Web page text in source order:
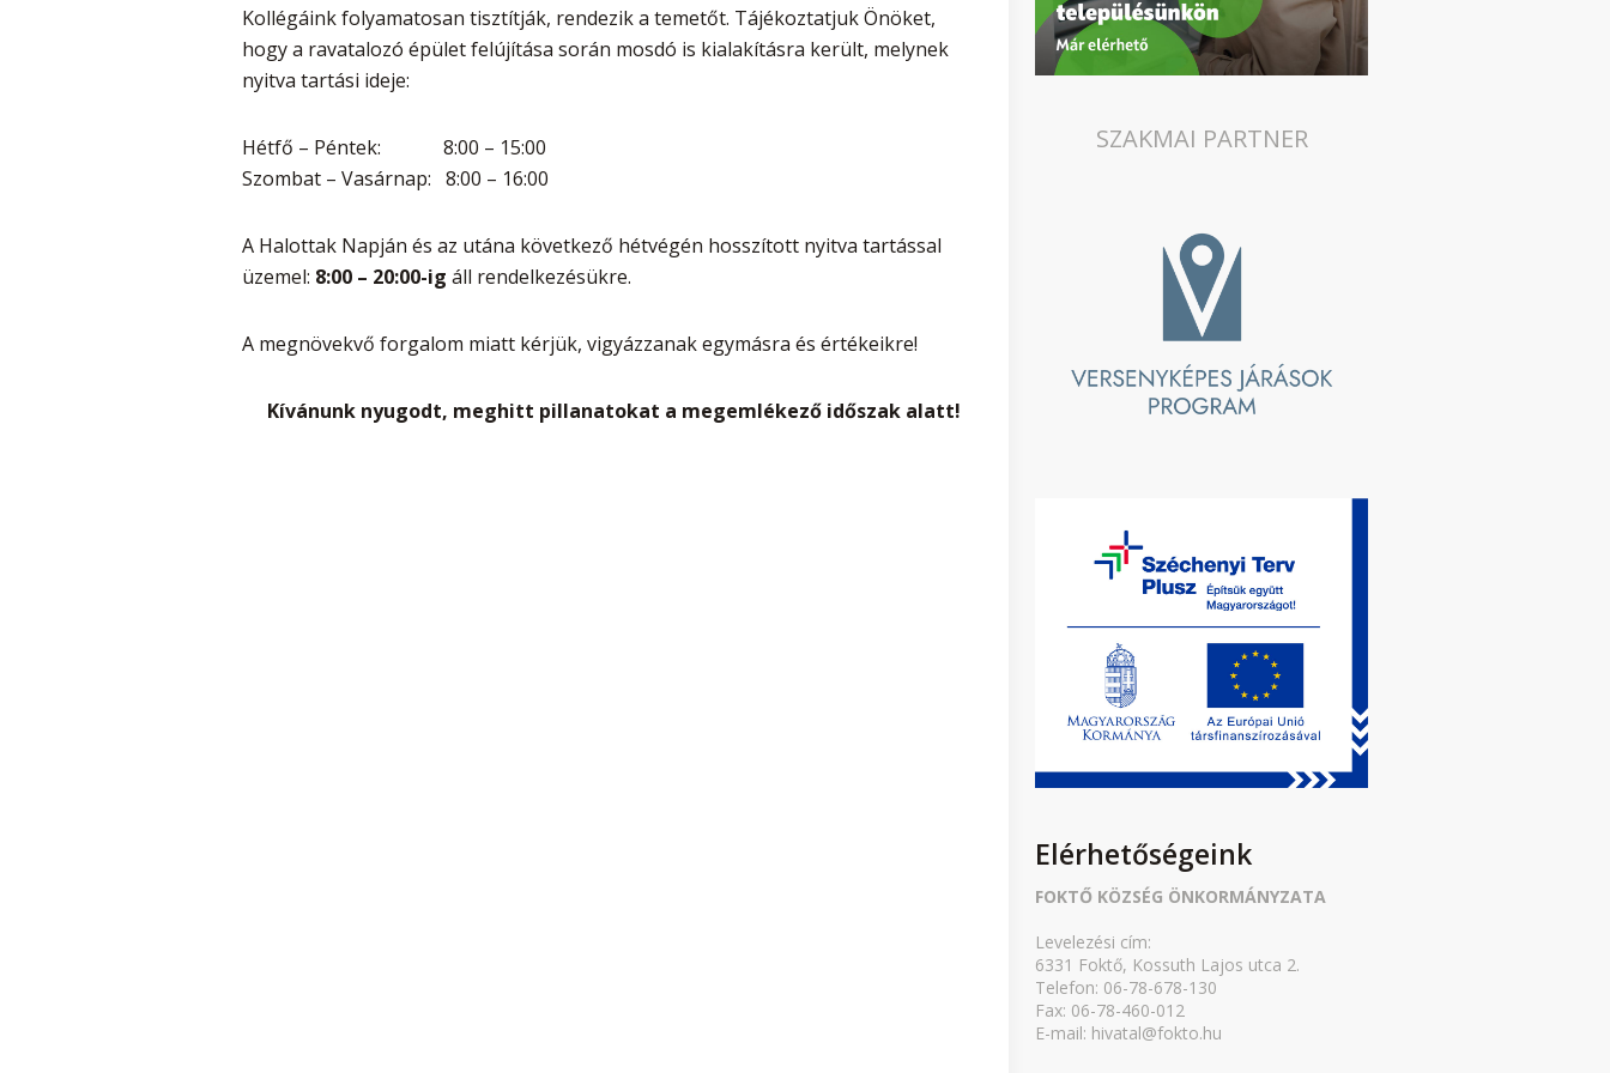
Kollégáink folyamatosan tisztítják, rendezik a temetőt. Tájékoztatjuk Önöket,
hogy a ravatalozó épület felújítása során mosdó is kialakításra került, melynek
nyitva tartási ideje:
Hétfő – Péntek: 8:00 – 15:00
Szombat – Vasárnap: 8:00 – 16:00
A Halottak Napján és az utána következő hétvégén hosszított nyitva tartással
üzemel: 8:00 – 20:00-ig áll rendelkezésükre.
A megnövekvő forgalom miatt kérjük, vigyázzanak egymásra és értékeikre!
Kívánunk nyugodt, meghitt pillanatokat a megemlékező időszak alatt!
SZAKMAI PARTNER
Elérhetőségeink
FOKTŐ KÖZSÉG ÖNKORMÁNYZATA
Levelezési cím:
6331 Foktő, Kossuth Lajos utca 2.
Telefon: 06-78-678-130
Fax: 06-78-460-012
E-mail: hivatal@fokto.hu